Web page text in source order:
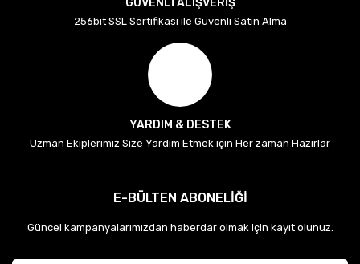
256bit SSL Sertifikası ile Güvenli Satın Alma
YARDIM & DESTEK
Uzman Ekiplerimiz Size Yardım Etmek için Her zaman Hazırlar
E-BÜLTEN ABONELİĞİ
Güncel kampanyalarımızdan haberdar olmak için kayıt olunuz.